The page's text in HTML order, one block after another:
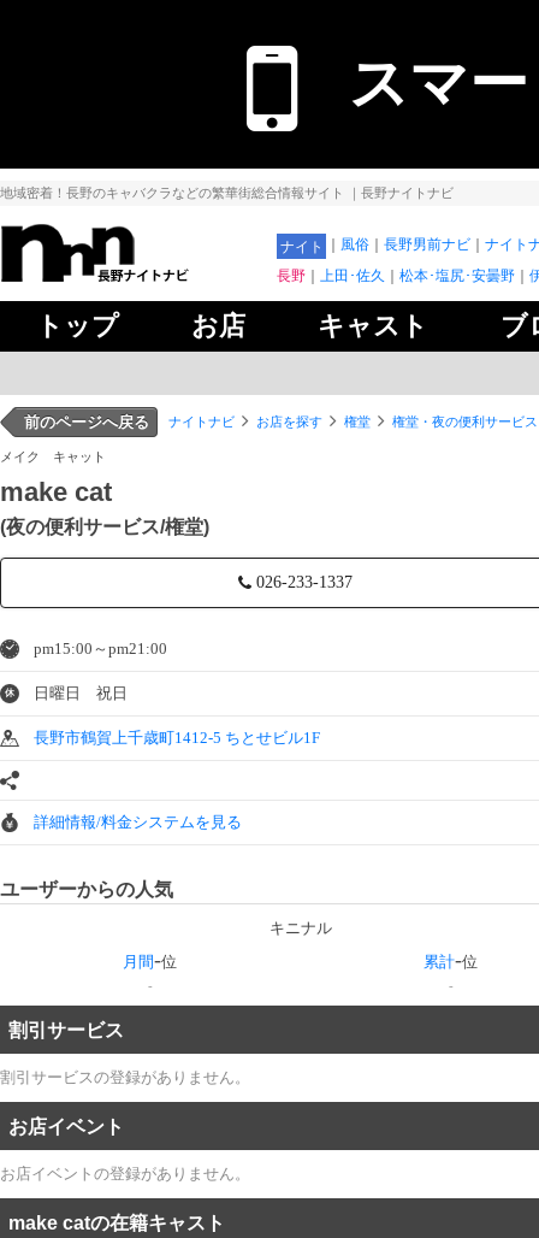
スマ
地域密着！長野のキャバクラなどの繁華街総合情報サイト ｜長野ナイトナビ
ナイト 風俗 長野男前ナビ
ナイト
長野
上田･佐久 松本･塩尻･安曇野
トップ お店 キャスト ブ
前のページへ戻る ナイトナビ お店を探す 権堂 権堂・夜の便利サービス
メイク キャット
make cat
(夜の便利サービス/権堂)
026-233-1337
pm15:00～pm21:00
休 日曜日 祝日
長野市鶴賀上千歳町1412-5 ちとせビル1F
詳細情報/料金システムを見る
ユーザーからの人気
キニナル
月間-位
-
累計-位
-
割引サービス
割引サービスの登録がありません。
お店イベント
お店イベントの登録がありません。
make catの在籍キャスト